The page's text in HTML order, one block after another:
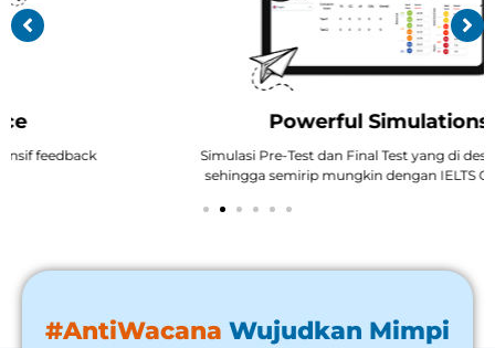
Powerful Simulations
Simulasi Pre-Test dan Final Test yang di design khusus
sehingga semirip mungkin dengan IELTS Official Test
#AntiWacana Wujudkan Mimpi